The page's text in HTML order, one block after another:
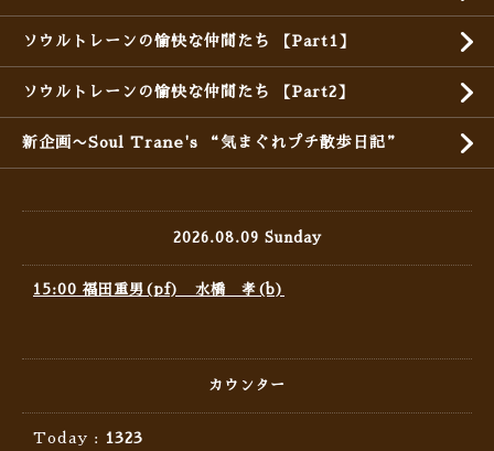
ソウルトレーンの愉快な仲間たち 【Part1】
ソウルトレーンの愉快な仲間たち 【Part2】
新企画〜Soul Trane's “気まぐれプチ散歩日記”
2026.08.09 Sunday
15:00 福田重男(pf) 水橋 孝(b)
カウンター
Today : 1323